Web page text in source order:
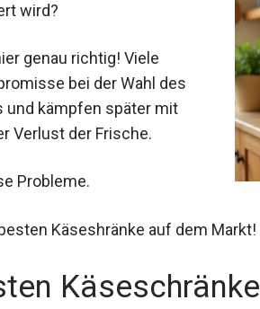
wird?
genau richtig! Viele
bei der Wahl des
und kämpfen später mit
Verlust der Frische.
Probleme.
Käseshränke auf dem Markt!
Käseschränke